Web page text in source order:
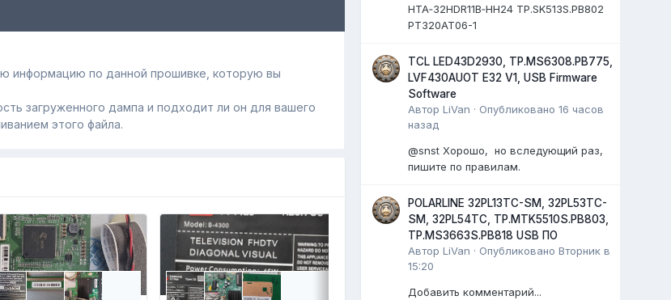
информацию по данной прошивке, которую вы
загруженного дампa и подходит ли он для вашего
этого файла.
HTA‑32HDR11B‑HH24 TP.SK513S.PB802
PT320AT06-1
TCL LED43D2930, TP.MS6308.PB775,
LVF430AUOT E32 V1, USB Firmware
Software
АвторLiVan · Опубликовано16 часов
назад
@snst Хорошо, но вследующий раз,
пишите по правилам.
POLARLINE 32PL13TC-SM, 32PL53TC-
SM, 32PL54TC, TP.MTK5510S.PB803,
TP.MS3663S.PB818 USB ПО
АвторLiVan · ОпубликованоВторник в
15:20
Добавить комментарий...